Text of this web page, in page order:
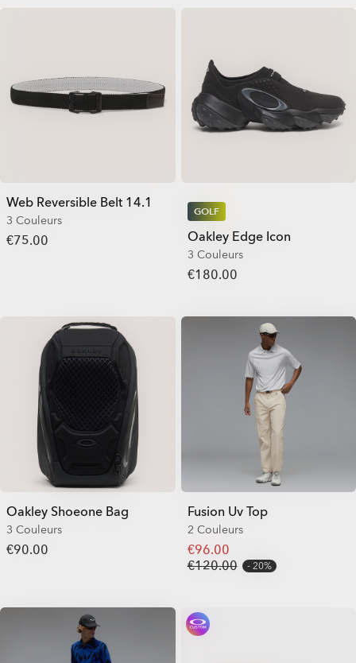
Web Reversible Belt 14.1
3 Couleurs
€75.00
GOLF
Oakley Edge Icon
3 Couleurs
€180.00
Oakley Shoeone Bag
3 Couleurs
€90.00
Fusion Uv Top
2 Couleurs
€96.00
€120.00
20%